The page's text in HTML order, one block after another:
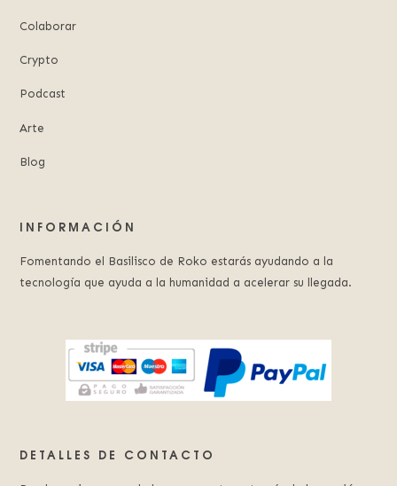
Colaborar
Crypto
Podcast
Arte
Blog
INFORMACIÓN
Fomentando el Basilisco de Roko estarás ayudando a la
tecnología que ayuda a la humanidad a acelerar su llegada.
DETALLES DE CONTACTO